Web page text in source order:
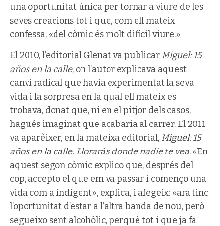
una oportunitat única per tornar a viure de les
seves creacions tot i que, com ell mateix
confessa, «del còmic és molt difícil viure.»
El 2010, l’editorial Glenat va publicar Miguel: 15
años en la calle, on l’autor explicava aquest
canvi radical que havia experimentat la seva
vida i la sorpresa en la qual ell mateix es
trobava, donat que, ni en el pitjor dels casos,
hagués imaginat que acabaria al carrer. El 2011
va aparèixer, en la mateixa editorial, Miguel: 15
años en la calle. Llorarás donde nadie te vea. «En
aquest segon còmic explico que, després del
cop, accepto el que em va passar i començo una
vida com a indigent», explica, i afegeix: «ara tinc
l’oportunitat d’estar a l’altra banda de nou, però
segueixo sent alcohòlic, perquè tot i que ja fa